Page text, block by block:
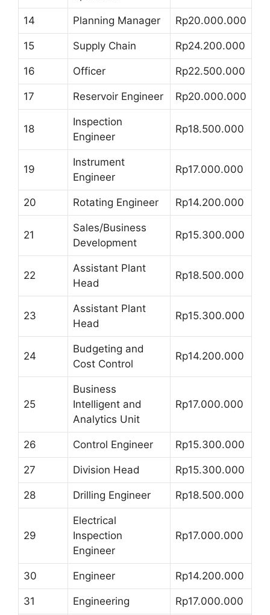
14 Planning Manager Rp20.000.000
15 Supply Chain Rp24.200.000
16 Officer Rp22.500.000
17 Reservoir Engineer Rp20.000.000
18
Inspection
Engineer
Rp18.500.000
19
Instrument
Engineer
Rp17.000.000
20 Rotating Engineer Rp14.200.000
21
Sales/Business
Development
Rp15.300.000
22
Assistant Plant
Head
Rp18.500.000
23
Assistant Plant
Head
Rp15.300.000
24
Budgeting and
Cost Control
Rp14.200.000
25
Business
Intelligent and
Analytics Unit
Rp17.000.000
26 Control Engineer Rp15.300.000
27 Division Head Rp15.300.000
28 Drilling Engineer Rp18.500.000
29
Electrical
Inspection
Engineer
Rp17.000.000
30 Engineer Rp14.200.000
31 Engineering Rp17.000.000